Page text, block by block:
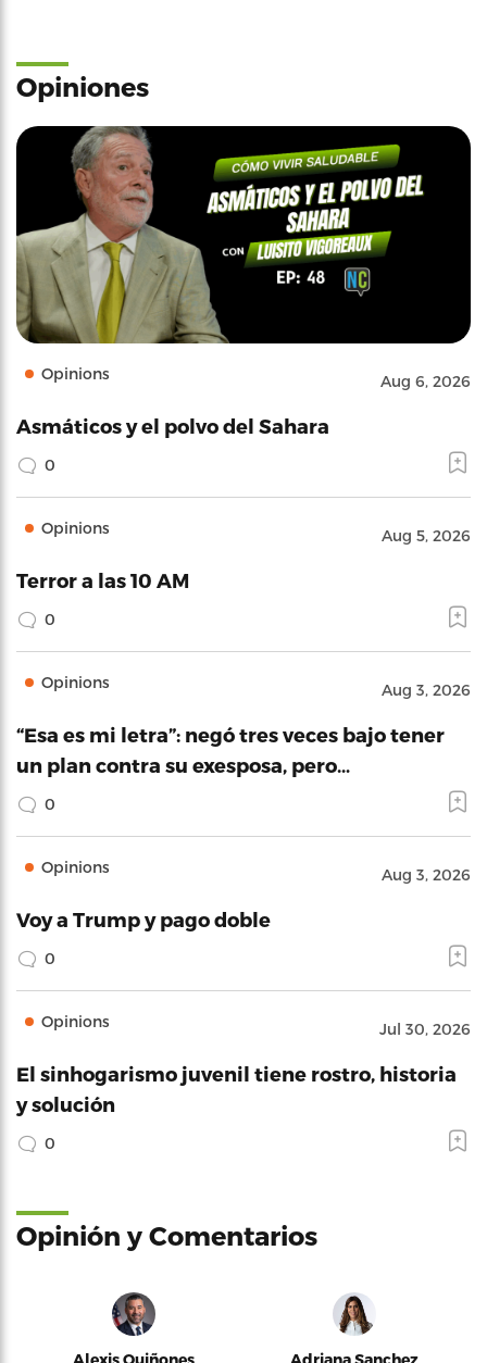
Opiniones
Opinions Aug 6, 2026
Asmáticos y el polvo del Sahara
0
Opinions Aug 5, 2026
Terror a las 10 AM
0
Opinions Aug 3, 2026
“Esa es mi letra”: negó tres veces bajo tener
un plan contra su exesposa, pero…
0
Opinions Aug 3, 2026
Voy a Trump y pago doble
0
Opinions Jul 30, 2026
El sinhogarismo juvenil tiene rostro, historia
y solución
0
Opinión y Comentarios
Alexis Quiñones Adriana Sanchez